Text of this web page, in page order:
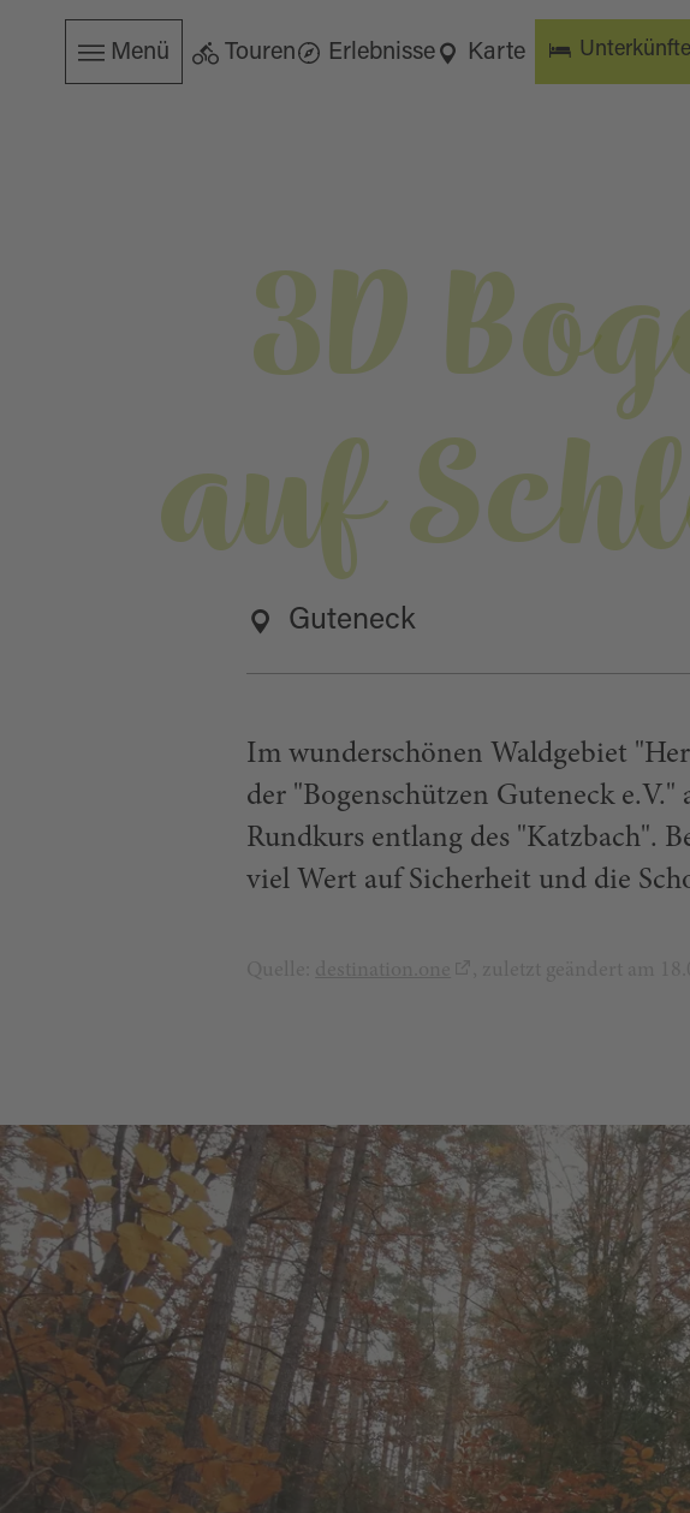
Menü Touren Erlebnisse Karte Unterkünfte
3D
auf
Guteneck
Im wunderschönen Waldgebiet
der "Bogenschützen Guteneck e.V."
Rundkurs entlang des "Katzbach".
viel Wert auf Sicherheit und die